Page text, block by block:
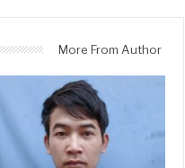
More From Author